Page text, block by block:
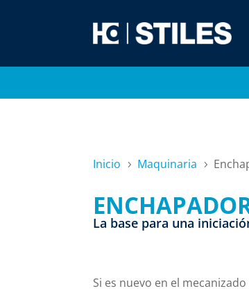
Inicio 5 Maquinaria 5
La base para una
Si es nuevo en el